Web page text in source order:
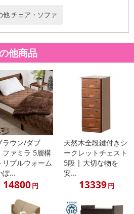
フットレスト付き。キャスター部
す。
ーク・テレワーク等のパソコンチェア
ても活躍します。
国
ル、座面：合成皮革・ウレタン
高さ73-90cm、座面サイズ：約直径
、お客様組立式
他 チェア・ソファ
他商品
ラウン/ダブ
ファミラ 5層構
リプルウォーム
ぽ...
14800円
天然木全段鍵付きシ
ークレットチェスト
5段 | 大切な物を
安...
13339円